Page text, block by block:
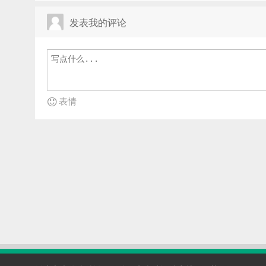
发表我的评论
表情